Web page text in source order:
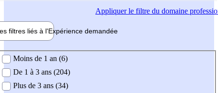
Appliquerle filtre du domaine
filtres liés à l'Expérience demandée
demandée
Moins de 1 an (6)
De 1 à 3 ans (204)
Plus de 3 ans (34)